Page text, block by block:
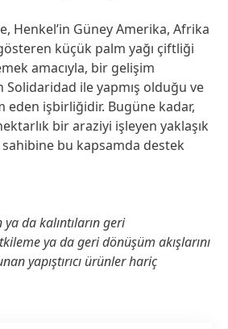
Henkel’in Güney Amerika, Afrika
küçük palm yağı çiftliği
amacıyla, bir gelişim
ile yapmış olduğu ve
eden işbirliğidir. Bugüne kadar,
bir araziyi işleyen yaklaşık
bu kapsamda destek
da kalıntıların geri
ya da geri dönüşüm akışlarını
yapıştırıcı ürünler hariç